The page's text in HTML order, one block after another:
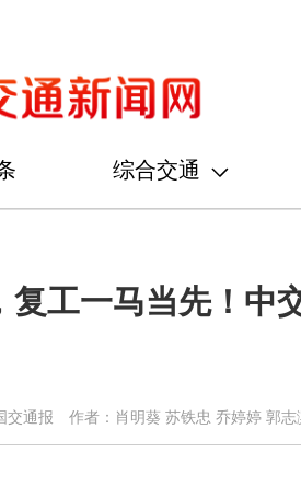
综合交通
复工一马当先！中
交通报 作者：肖明葵 苏铁忠 乔婷婷 郭志